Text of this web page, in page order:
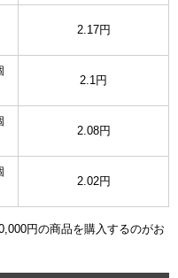
2.17円
2.1円
2.08円
2.02円
円の商品を購入するのがお